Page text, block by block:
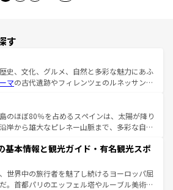
す
史、文化、グルメ、自然と多彩な魅力にあふ
マの古代遺跡やフィレンツェのルネッサンス
ーナの美しい田園風景やアマルフィ海岸の絶
景観も見逃せない。観光の合間には、本場の
など、絶品のイタリア料理を堪能することも
イタリアで、忘れられない旅をしてみよう！
イタリア情報は
のほぼ80％を占めるスペインは、太陽が降り
岸から雄大なピレネー山脈まで、多彩な自然
この国では、情熱的なフラメンコ、熱気あふ
して美味しいタパスが生活の一部となってい
リードの洗練された雰囲気や、バルセロナの
た街角から、地方では古代ローマ遺跡や中世
基本情報と観光ガイド・有名観光スポ
世界中の旅行者を魅了し続けるヨーロッパ屈
。首都パリのエッフェル塔やルーブル美術館